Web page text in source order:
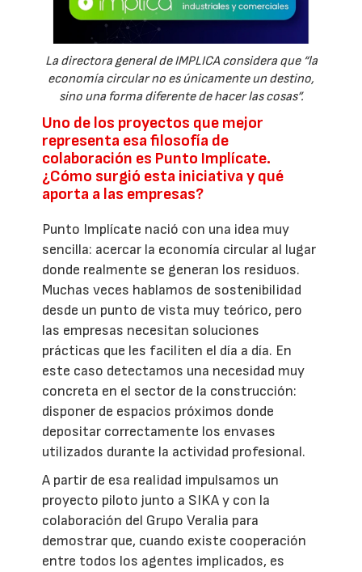
La directora general de IMPLICA considera que “la
economía circular no es únicamente un destino,
sino una forma diferente de hacer las cosas”.
Uno de los proyectos que mejor
representa esa filosofía de
colaboración es Punto Implícate.
¿Cómo surgió esta iniciativa y qué
aporta a las empresas?
Punto Implícate nació con una idea muy
sencilla: acercar la economía circular al lugar
donde realmente se generan los residuos.
Muchas veces hablamos de sostenibilidad
desde un punto de vista muy teórico, pero
las empresas necesitan soluciones
prácticas que les faciliten el día a día. En
este caso detectamos una necesidad muy
concreta en el sector de la construcción:
disponer de espacios próximos donde
depositar correctamente los envases
utilizados durante la actividad profesional.
A partir de esa realidad impulsamos un
proyecto piloto junto a SIKA y con la
colaboración del Grupo Veralia para
demostrar que, cuando existe cooperación
entre todos los agentes implicados, es